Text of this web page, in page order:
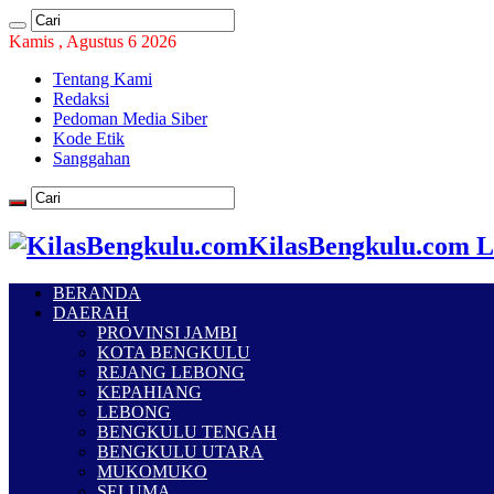
Kamis , Agustus 6 2026
Tentang Kami
Redaksi
Pedoman Media Siber
Kode Etik
Sanggahan
KilasBengkulu.com
BERANDA
DAERAH
PROVINSI JAMBI
KOTA BENGKULU
REJANG LEBONG
KEPAHIANG
LEBONG
BENGKULU TENGAH
BENGKULU UTARA
MUKOMUKO